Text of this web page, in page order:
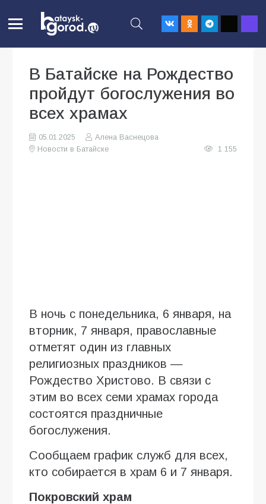
В Батайске на Рождество
пройдут богослужения во
всех храмах
05.01.2025
Алена Васнецова
Новости в Батайске
1 155
В ночь с понедельника, 6 января, на
вторник, 7 января, православные
отметят один из главных
религиозных праздников —
Рождество Христово. В связи с
этим во всех семи храмах города
состоятся праздничные
богослужения.
Сообщаем график служб для всех,
кто собирается в храм 6 и 7 января.
Покровский храм